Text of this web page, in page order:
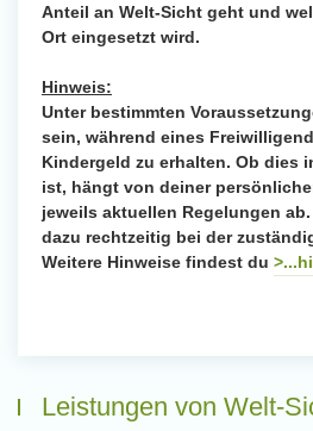
Anteil an Welt-Sicht geht und
Ort eingesetzt wird.
Hinweis:
Unter bestimmten
sein, während eines
Kindergeld zu erhalten. Ob dies
ist, hängt von deiner
jeweils aktuellen Regelungen
dazu rechtzeitig bei der
Weitere Hinweise findest du
Leistungen von Welt-